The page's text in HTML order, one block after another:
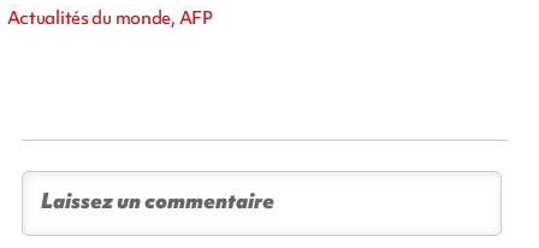
Actualités du monde, AFP